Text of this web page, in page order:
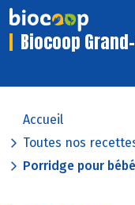
Biocoop
Accueil
Toutes nos
Porridge pour